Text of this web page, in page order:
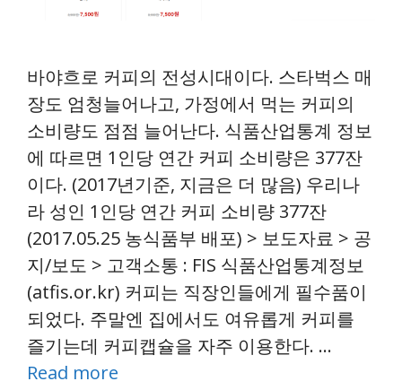
바야흐로 커피의 전성시대이다. 스타벅스 매
장도 엄청늘어나고, 가정에서 먹는 커피의
소비량도 점점 늘어난다. 식품산업통계 정보
에 따르면 1인당 연간 커피 소비량은 377잔
이다. (2017년기준, 지금은 더 많음) 우리나
라 성인 1인당 연간 커피 소비량 377잔
(2017.05.25 농식품부 배포) > 보도자료 > 공
지/보도 > 고객소통 : FIS 식품산업통계정보
(atfis.or.kr) 커피는 직장인들에게 필수품이
되었다. 주말엔 집에서도 여유롭게 커피를
즐기는데 커피캡슐을 자주 이용한다. …
Read more